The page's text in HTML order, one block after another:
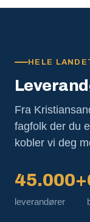
HELE
Fra
fagfolk der du
kobler vi deg
45.000+
leverandører